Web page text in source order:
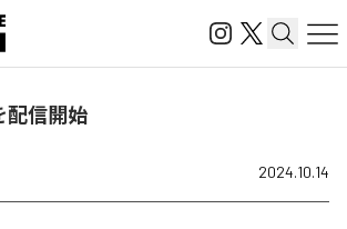
配信開始
2024.10.14